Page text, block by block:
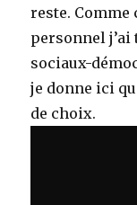
reste. Comme
personnel j’ai
sociaux-
je donne ici
de choix.